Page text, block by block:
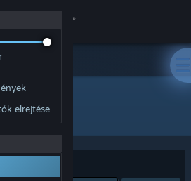
elrejtése